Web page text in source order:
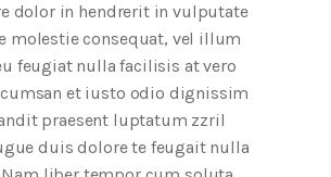
dolor in hendrerit in vulputate
molestie consequat, vel illum
feugiat nulla facilisis at vero
et iusto odio dignissim
praesent luptatum zzril
duis dolore te feugait nulla